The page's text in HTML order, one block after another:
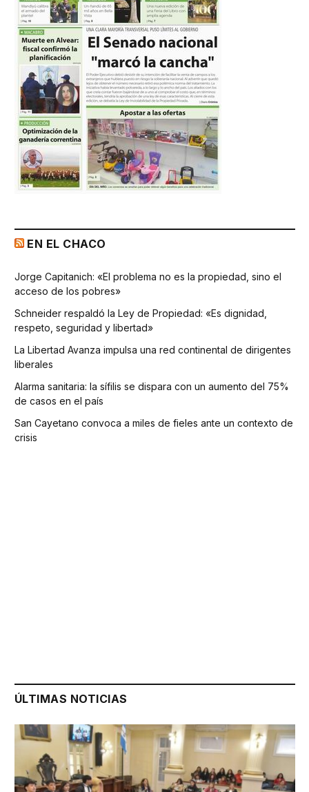
EN EL CHACO
Jorge Capitanich: «El problema no es la propiedad, sino el
acceso de los pobres»
Schneider respaldó la Ley de Propiedad: «Es dignidad,
respeto, seguridad y libertad»
La Libertad Avanza impulsa una red continental de dirigentes
liberales
Alarma sanitaria: la sífilis se dispara con un aumento del 75%
de casos en el país
San Cayetano convoca a miles de fieles ante un contexto de
crisis
ÚLTIMAS NOTICIAS